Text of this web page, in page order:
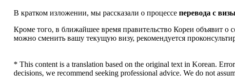
В кратком изложении, мы рассказали о процессе перевода с
Кроме того, в ближайшее время правительство Кореи объявит о
можно сменить вашу текущую визу, рекомендуется
* This content is a translation based on the original text in Korean.
decisions, we recommend seeking professional advice. We do not